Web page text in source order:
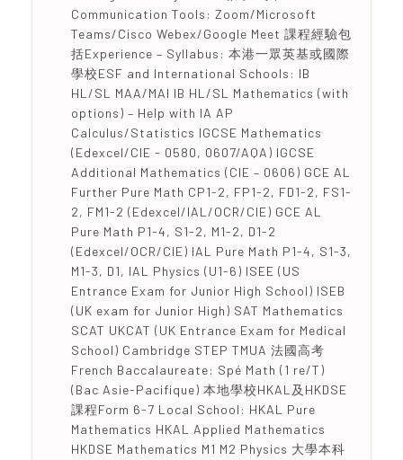
Communication Tools: Zoom/Microsoft
Teams/Cisco Webex/Google Meet 課程經驗包
括Experience – Syllabus: 本港一眾英基或國際
學校ESF and International Schools: IB
HL/SL MAA/MAI IB HL/SL Mathematics (with
options) – Help with IA AP
Calculus/Statistics IGCSE Mathematics
(Edexcel/CIE - 0580, 0607/AQA) IGCSE
Additional Mathematics (CIE – 0606) GCE AL
Further Pure Math CP1-2, FP1-2, FD1-2, FS1-
2, FM1-2 (Edexcel/IAL/OCR/CIE) GCE AL
Pure Math P1-4, S1-2, M1-2, D1-2
(Edexcel/OCR/CIE) IAL Pure Math P1-4, S1-3,
M1-3, D1, IAL Physics (U1-6) ISEE (US
Entrance Exam for Junior High School) ISEB
(UK exam for Junior High) SAT Mathematics
SCAT UKCAT (UK Entrance Exam for Medical
School) Cambridge STEP TMUA 法國高考
French Baccalaureate: Spé Math (1 re/T)
(Bac Asie-Pacifique) 本地學校HKAL及HKDSE
課程Form 6-7 Local School: HKAL Pure
Mathematics HKAL Applied Mathematics
HKDSE Mathematics M1 M2 Physics 大學本科